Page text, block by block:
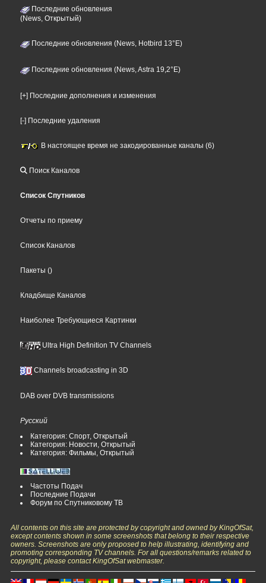
Последние обновления
(News, Открытый)
Последние обновления (News, Hotbird 13°E)
Последние обновления (News, Astra 19,2°E)
[+] Последние дополнения и изменения
[-] Последние удаления
В настоящее время не закодированные каналы (6)
Поиск Каналов
Список Спутников
Отчеты по приему
Список Каналов
Пакеты ()
Кладбище Каналов
Наиболее Требующиеся Картинки
Ultra High Definition TV Channels
Channels broadcasting in 3D
DAB over DVB transmissions
Русский
Категория: Спорт, Открытый
Категория: Новости, Открытый
Категория: Фильмы, Открытый
Частоты Подач
Последние Подачи
Форум по Спутниковому ТВ
All contents on this site are protected by copyright and owned by KingOfSat,
except contents shown in some screenshots that belong to their respective
owners. Screenshots are only proposed to help illustrating, identifying and
promoting corresponding TV channels. For all questions/remarks related to
copyright, please contact KingOfSat webmaster.